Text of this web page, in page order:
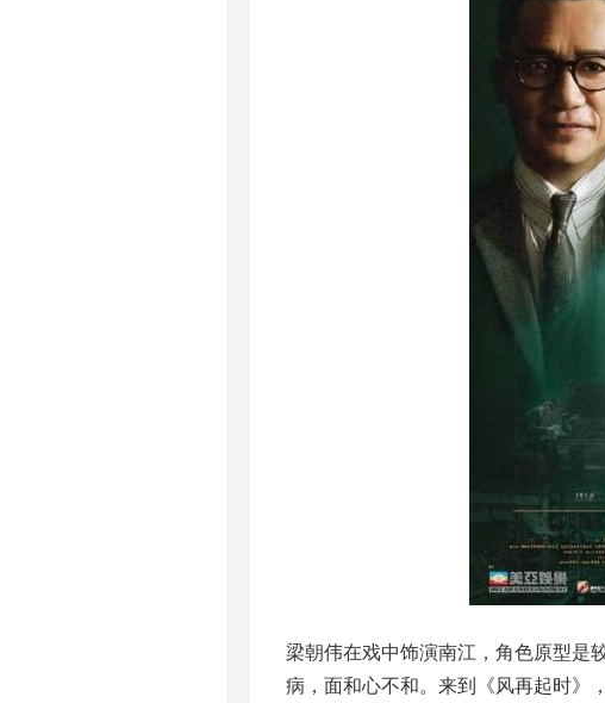
梁朝伟在戏中饰演南江，角色原型是
病，面和心不和。来到《风再起时》